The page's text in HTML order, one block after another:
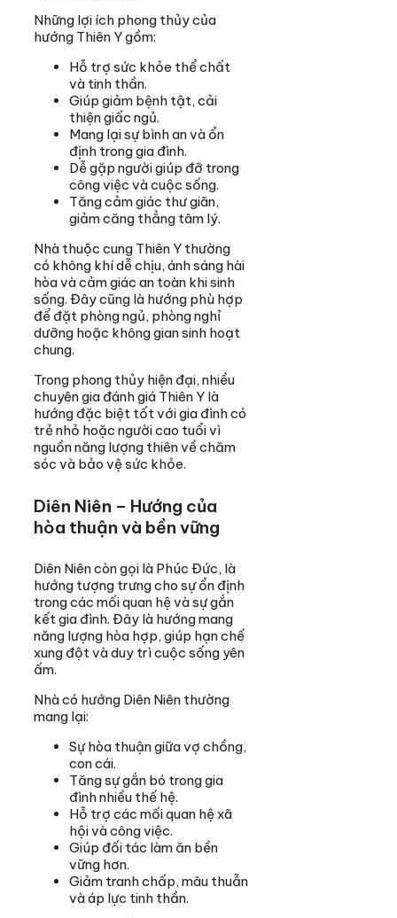
Những lợi ích phong thủy của
hướng Thiên Y gồm:
Hỗ trợ sức khỏe thể chất
và tinh thần.
Giúp giảm bệnh tật, cải
thiện giấc ngủ.
Mang lại sự bình an và ổn
định trong gia đình.
Dễ gặp người giúp đỡ trong
công việc và cuộc sống.
Tăng cảm giác thư giãn,
giảm căng thẳng tâm lý.
Nhà thuộc cung Thiên Y thường
có không khí dễ chịu, ánh sáng hài
hòa và cảm giác an toàn khi sinh
sống. Đây cũng là hướng phù hợp
để đặt phòng ngủ, phòng nghỉ
dưỡng hoặc không gian sinh hoạt
chung.
Trong phong thủy hiện đại, nhiều
chuyên gia đánh giá Thiên Y là
hướng đặc biệt tốt với gia đình có
trẻ nhỏ hoặc người cao tuổi vì
nguồn năng lượng thiên về chăm
sóc và bảo vệ sức khỏe.
Diên Niên – Hướng của
hòa thuận và bền vững
Diên Niên còn gọi là Phúc Đức, là
hướng tượng trưng cho sự ổn định
trong các mối quan hệ và sự gắn
kết gia đình. Đây là hướng mang
năng lượng hòa hợp, giúp hạn chế
xung đột và duy trì cuộc sống yên
ấm.
Nhà có hướng Diên Niên thường
mang lại:
Sự hòa thuận giữa vợ chồng,
con cái.
Tăng sự gắn bó trong gia
đình nhiều thế hệ.
Hỗ trợ các mối quan hệ xã
hội và công việc.
Giúp đối tác làm ăn bền
vững hơn.
Giảm tranh chấp, mâu thuẫn
và áp lực tinh thần.